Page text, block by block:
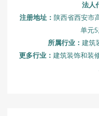
法人
注册地址： 陕西省西安市
单元
所属行业： 建筑
更多行业： 建筑装饰和装